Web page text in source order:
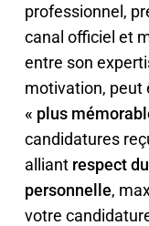
professionnel,
canal officiel et
entre son
motivation, peut
« plus
candidatures
alliant respect
personnelle,
votre